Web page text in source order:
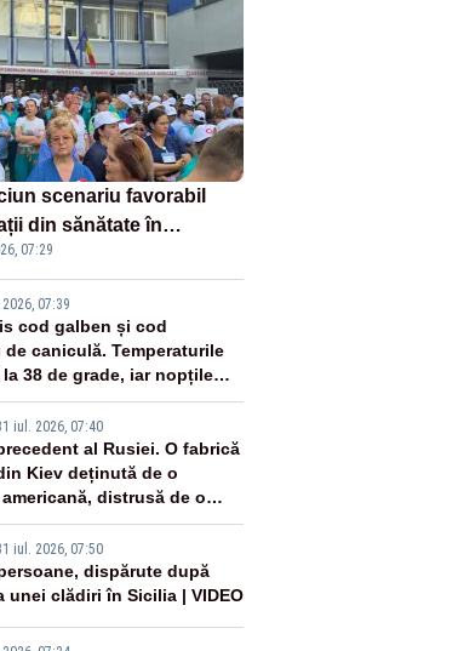
scenariu favorabil
din sănătate în
salarizării
07:29
07:39
cod galben și cod
caniculă. Temperaturile
38 de grade, iar nopțile
iul. 2026, 07:40
al Rusiei. O fabrică
Kiev deținută de o
distrusă de o
iul. 2026, 07:50
dispărute după
unei clădiri în Sicilia | VIDEO